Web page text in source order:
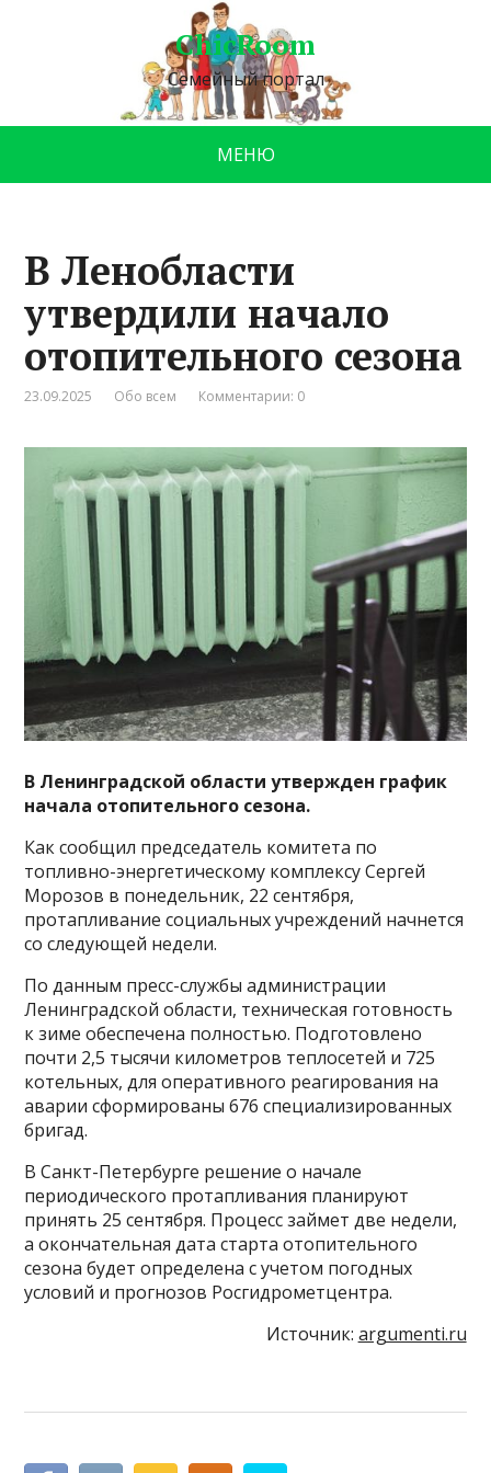
ChicRoom
Семейный портал
МЕНЮ
В Ленобласти
утвердили начало
отопительного сезона
23.09.2025 Обо всем Комментарии: 0
В Ленинградской области утвержден график
начала отопительного сезона.
Как сообщил председатель комитета по
топливно-энергетическому комплексу Сергей
Морозов в понедельник, 22 сентября,
протапливание социальных учреждений начнется
со следующей недели.
По данным пресс-службы администрации
Ленинградской области, техническая готовность
к зиме обеспечена полностью. Подготовлено
почти 2,5 тысячи километров теплосетей и 725
котельных, для оперативного реагирования на
аварии сформированы 676 специализированных
бригад.
В Санкт-Петербурге решение о начале
периодического протапливания планируют
принять 25 сентября. Процесс займет две недели,
а окончательная дата старта отопительного
сезона будет определена с учетом погодных
условий и прогнозов Росгидрометцентра.
Источник: argumenti.ru